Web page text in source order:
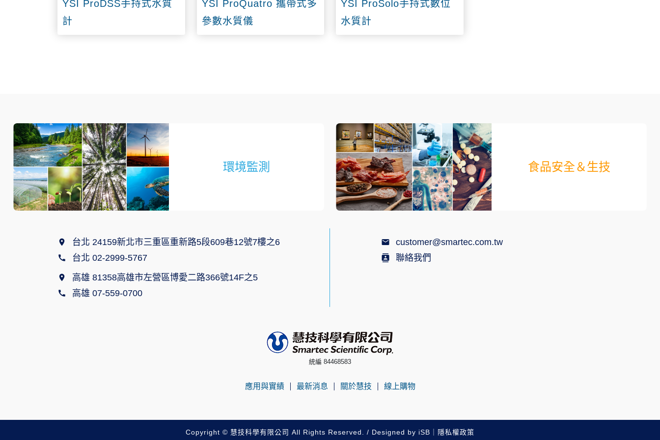
YSI ProDSS手持式水質
計
YSI ProQuatro 攜帶式多
參數水質儀
YSI ProSolo手持式數位
水質計
環境監測 食品安全＆生技
台北 24159新北市三重區重新路5段609巷12號7樓之6
台北 02-2999-5767
高雄 81358高雄市左營區博愛二路366號14F之5
高雄 07-559-0700
customer@smartec.com.tw
聯絡我們
統編 84468583
應用與實績 最新消息 關於慧技 線上購物
Copyright © 慧技科學有限公司 All Rights Reserved. / Designed by iSB 隱私權政策